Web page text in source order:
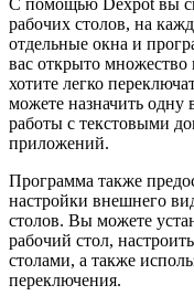
рабочих столов, на
отдельные окна и
вас открыто
хотите легко
можете назначить одну
работы с текстовыми
приложений.
Программа также
настройки внешнего
столов. Вы можете
рабочий стол,
столами, а также
переключения.